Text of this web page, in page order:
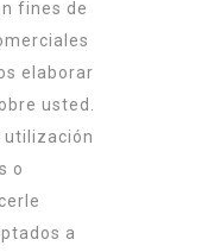
fines de
elaborar
usted.
utilización
o
a